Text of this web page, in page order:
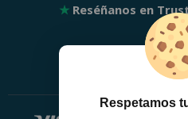
★ Reséñanos en
Respetamos